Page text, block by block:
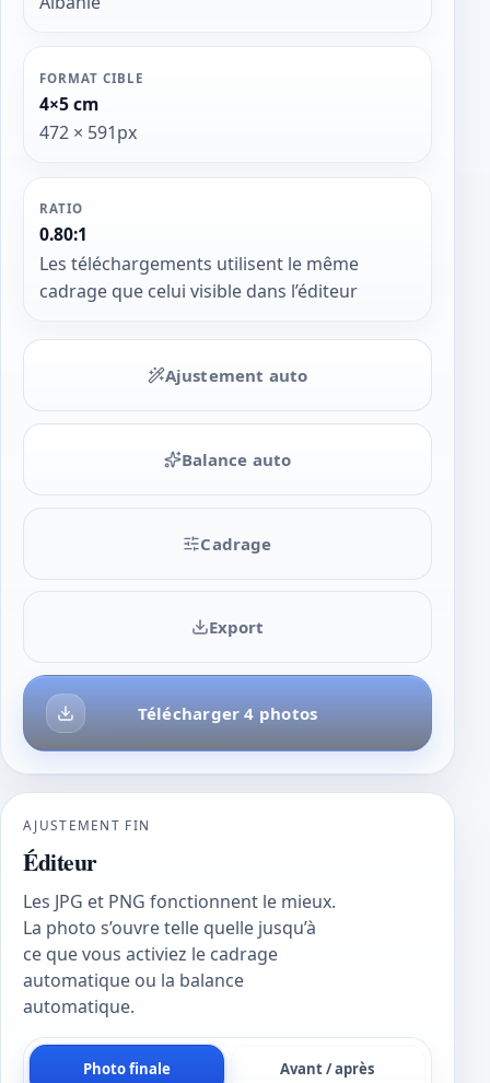
FORMAT CIBLE
4×5 cm
472 × 591px
RATIO
0.80:1
Les téléchargements utilisent le même
cadrage que celui visible dans l’éditeur
Ajustement auto
Balance auto
Cadrage
Télécharger 4 photos
Export
AJUSTEMENT FIN
Éditeur
Les JPG et PNG fonctionnent le mieux.
La photo s’ouvre telle quelle jusqu’à
ce que vous activiez le cadrage
automatique ou la balance
automatique.
Photo finale Avant / après